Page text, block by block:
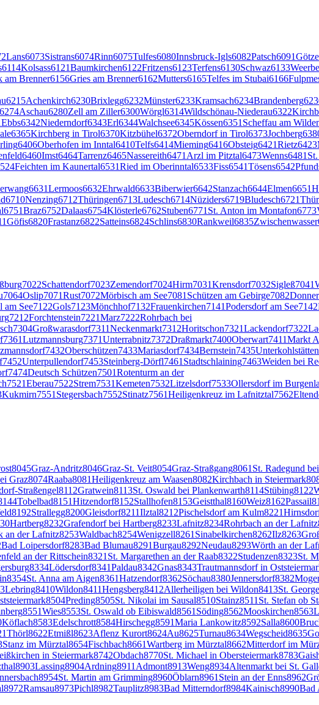
Lans6073Sistrans6074Rinn6075Tulfes6080Innsbruck-Igls6082Patsch6091
6114Kolsass6121Baumkirchen6122Fritzens6123Terfens6130Schwaz6133
am Brenner6156Gries am Brenner6162Mutters6165Telfes im Stubai6166
6215Achenkirch6230Brixlegg6232Münster6233Kramsach6234Brandenberg
6274Aschau6280Zell am Ziller6300Wörgl6314Wildschönau-Niederau6322
Ebbs6342Niederndorf6343Erl6344Walchsee6345Kössen6351 Scheffau am
6365Kirchberg in Tirol6370Kitzbühel6372Oberndorf in Tirol6373Jochberg
6406Oberhofen im Inntal6410Telfs6414Mieming6416Obsteig6421Rietz6423
6460Imst6464Tarrenz6465Nassereith6471 Arzl im Pitztal6473Wenns6481
Feichten im Kaunertal6531Ried im Oberinntal6533Fiss6541Tösens6542
6631Lermoos6632Ehrwald6633Biberwier6642Stanzach6644Elmen6651
6710Nenzing6712Thüringen6713Ludesch6714Nüziders6719Bludesch6721
6751Braz6752Dalaas6754Klösterle6762Stuben6771 St. Anton im Montafon6773
Göfis6820Frastanz6822Satteins6824Schlins6830Rankweil6835Zwischenwasser
7022Schattendorf7023Zemendorf7024Hirm7031Krensdorf7032Sigleß7041
7064Oslip7071Rust7072Mörbisch am See7081 Schützen am Gebirge7082
am See7122Gols7123Mönchhof7132Frauenkirchen7141Podersdorf am See7142
7212Forchtenstein7221Marz7222Rohrbach bei
7304Großwarasdorf7311Neckenmarkt7312Horitschon7321Lackendorf7322
7361Lutzmannsburg7371Unterrabnitz7372Draßmarkt7400Oberwart7411Markt
7432Oberschützen7433Mariasdorf7434Bernstein7435Unterkohlstätten
7452Unterpullendorf7453Steinberg-Dörfl7461 Stadtschlaining7463Weiden bei
7474Deutsch Schützen7501Rotenturm an der
7521Eberau7522Strem7531Kemeten7532Litzelsdorf7533Ollersdorf im
Kukmirn7551 Stegersbach7552Stinatz7561Heiligenkreuz im Lafnitztal7562
8045Graz-Andritz8046Graz-St. Veit8054Graz-Straßgang8061 St. Radegund
Graz8074Raaba8081Heiligenkreuz am Waasen8082Kirchbach in Steiermark
Straßengel8112Gratwein8113St. Oswald bei Plankenwarth8114Stübing8122
Tobelbad8151Hitzendorf8152Stallhofen8153Geistthal8160Weiz8162Passail
8192Strallegg8200Gleisdorf8211Ilztal8212Pischelsdorf am Kulm8221
Hartberg8232Grafendorf bei Hartberg8233Lafnitz8234Rohrbach an der Lafnitz
an der Lafnitz8253Waldbach8254Wenigzell8261 Sinabelkirchen8262Ilz8263
Bad Loipersdorf8283Bad Blumau8291Burgau8292Neudau8293Wörth an der
an der Rittschein8321 St. Margarethen an der Raab8322Studenzen8323St.
8334Lödersdorf8341Paldau8342Gnas8343Trautmannsdorf in
8354St. Anna am Aigen8361Hatzendorf8362Söchau8380Jennersdorf8382
Lebring8410Wildon8411Hengsberg8412Allerheiligen bei Wildon8413St.
8504Preding8505St. Nikolai im Sausal8510Stainz8511 St. Stefan ob
8551Wies8553St. Oswald ob Eibiswald8561 Söding8562Mooskirchen8563
Köflach8583Edelschrott8584Hirschegg8591Maria Lankowitz8592Salla8600
Thörl8622Etmißl8623Aflenz Kurort8624Au8625Turnau8634Wegscheid8635
Stanz im Mürztal8654Fischbach8661Wartberg im Mürztal8662Mitterdorf im
in Steiermark8742Obdach8770St. Michael in Obersteiermark8783
8903Lassing8904Ardning8911 Admont8913Weng8934Altenmarkt bei St.
8954St. Martin am Grimming8960Öblarn8961 Stein an der Enns8962
8972Ramsau8973Pichl8982Tauplitz8983Bad Mitterndorf8984Kainisch8990Bad